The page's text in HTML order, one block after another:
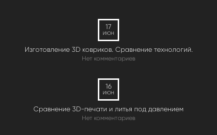
17
ИЮН
Изготовление 3D ковриков. Сравнение технологий.
Нет комментариев
16
ИЮН
Сравнение 3D-печати и литья под давлением
Нет комментариев